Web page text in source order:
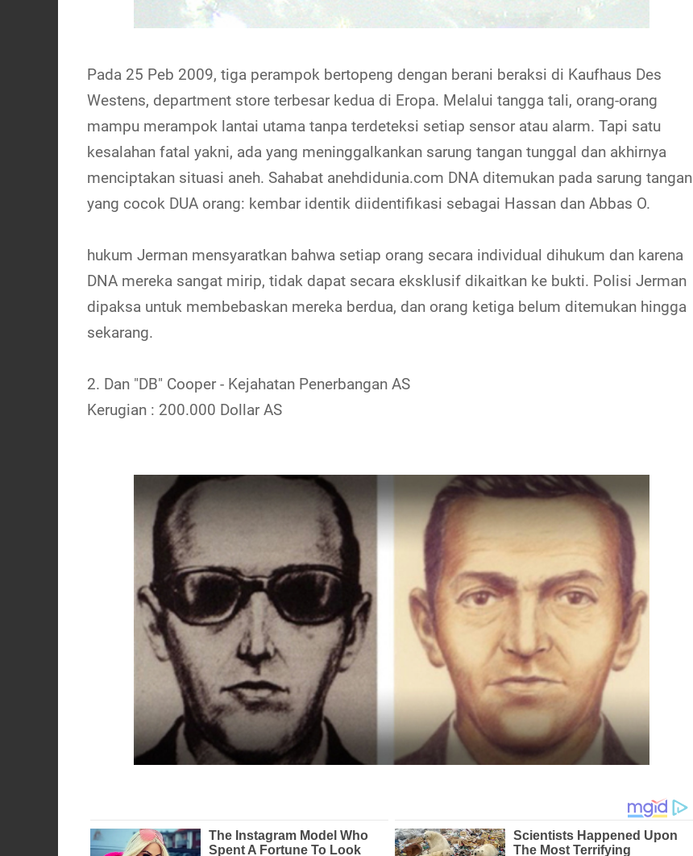
Pada 25 Peb 2009, tiga perampok bertopeng dengan berani beraksi di Kaufhaus Des
Westens, department store terbesar kedua di Eropa. Melalui tangga tali, orang-orang
mampu merampok lantai utama tanpa terdeteksi setiap sensor atau alarm. Tapi satu
kesalahan fatal yakni, ada yang meninggalkankan sarung tangan tunggal dan akhirnya
menciptakan situasi aneh. Sahabat anehdidunia.com DNA ditemukan pada sarung tangan
yang cocok DUA orang: kembar identik diidentifikasi sebagai Hassan dan Abbas O.
hukum Jerman mensyaratkan bahwa setiap orang secara individual dihukum dan karena
DNA mereka sangat mirip, tidak dapat secara eksklusif dikaitkan ke bukti. Polisi Jerman
dipaksa untuk membebaskan mereka berdua, dan orang ketiga belum ditemukan hingga
sekarang.
2. Dan "DB" Cooper - Kejahatan Penerbangan AS
Kerugian : 200.000 Dollar AS